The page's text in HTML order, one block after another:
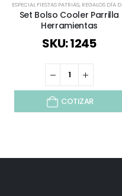
ESPECIAL FIESTAS PATRIAS, REGALOS DÍA DEL PADRE
Set Bolso Cooler Parrilla
Herramientas
SKU: 1245
COTIZAR